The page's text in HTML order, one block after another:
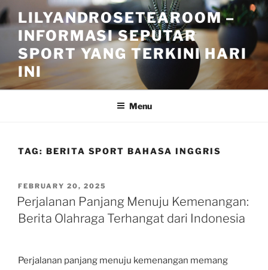
Skip
to
content
LILYANDROSETEAROOM –
INFORMASI SEPUTAR
SPORT YANG TERKINI HARI
INI
Menu
TAG: BERITA SPORT BAHASA INGGRIS
POSTED
ON
FEBRUARY 20, 2025
Perjalanan Panjang Menuju Kemenangan:
Berita Olahraga Terhangat dari Indonesia
Perjalanan panjang menuju kemenangan memang